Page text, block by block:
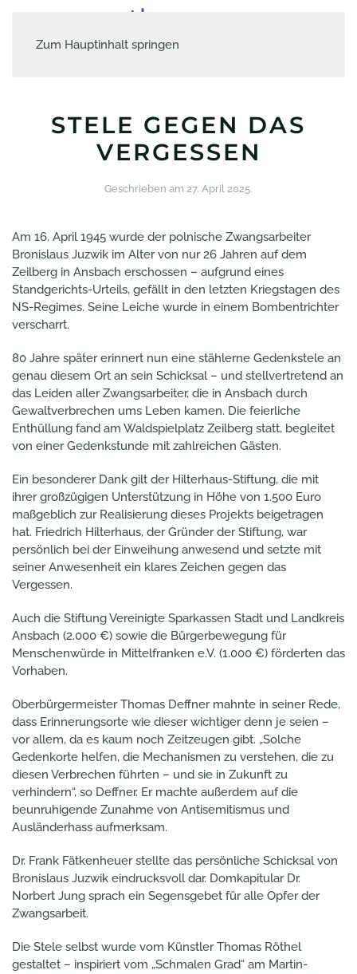
Zum Hauptinhalt springen
STELE GEGEN DAS
VERGESSEN
Geschrieben am 27. April 2025.
Am 16. April 1945 wurde der polnische Zwangsarbeiter
Bronislaus Juzwik im Alter von nur 26 Jahren auf dem
Zeilberg in Ansbach erschossen – aufgrund eines
Standgerichts-Urteils, gefällt in den letzten Kriegstagen des
NS-Regimes. Seine Leiche wurde in einem Bombentrichter
verscharrt.
80 Jahre später erinnert nun eine stählerne Gedenkstele an
genau diesem Ort an sein Schicksal – und stellvertretend an
das Leiden aller Zwangsarbeiter, die in Ansbach durch
Gewaltverbrechen ums Leben kamen. Die feierliche
Enthüllung fand am Waldspielplatz Zeilberg statt, begleitet
von einer Gedenkstunde mit zahlreichen Gästen.
Ein besonderer Dank gilt der Hilterhaus-Stiftung, die mit
ihrer großzügigen Unterstützung in Höhe von 1.500 Euro
maßgeblich zur Realisierung dieses Projekts beigetragen
hat. Friedrich Hilterhaus, der Gründer der Stiftung, war
persönlich bei der Einweihung anwesend und setzte mit
seiner Anwesenheit ein klares Zeichen gegen das
Vergessen.
Auch die Stiftung Vereinigte Sparkassen Stadt und Landkreis
Ansbach (2.000 €) sowie die Bürgerbewegung für
Menschenwürde in Mittelfranken e.V. (1.000 €) förderten das
Vorhaben.
Oberbürgermeister Thomas Deffner mahnte in seiner Rede,
dass Erinnerungsorte wie dieser wichtiger denn je seien –
vor allem, da es kaum noch Zeitzeugen gibt. „Solche
Gedenkorte helfen, die Mechanismen zu verstehen, die zu
diesen Verbrechen führten – und sie in Zukunft zu
verhindern“, so Deffner. Er machte außerdem auf die
beunruhigende Zunahme von Antisemitismus und
Ausländerhass aufmerksam.
Dr. Frank Fätkenheuer stellte das persönliche Schicksal von
Bronislaus Juzwik eindrucksvoll dar. Domkapitular Dr.
Norbert Jung sprach ein Segensgebet für alle Opfer der
Zwangsarbeit.
Die Stele selbst wurde vom Künstler Thomas Röthel
gestaltet – inspiriert vom „Schmalen Grad“ am Martin-